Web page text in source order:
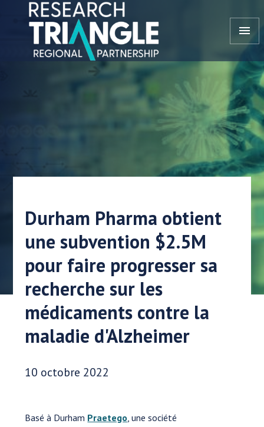
Aller au contenu
menu
Durham Pharma obtient
une subvention $2.5M
pour faire progresser sa
recherche sur les
médicaments contre la
maladie d'Alzheimer
Date publiée:
10 octobre 2022
Basé à Durham Praetego , une société